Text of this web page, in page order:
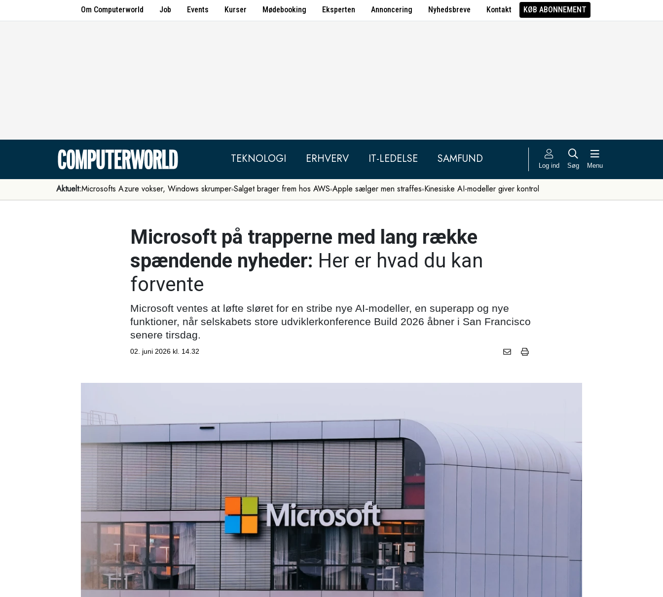
Om Computerworld Job Events Kurser Mødebooking Eksperten Annoncering Nyhedsbreve Kontakt KØB ABONNEMENT
TEKNOLOGI ERHVERV IT-LEDELSE SAMFUND Log ind Søg Menu
Aktuelt:Microsofts Azure vokser, Windows skrumper Salget brager frem hos AWS Apple sælger men straffes Kinesiske AI-modeller giver kontrol
Microsoft på trapperne med lang række
spændende nyheder: Her er hvad du kan
forvente
Microsoft ventes at løfte sløret for en stribe nye AI-modeller, en superapp og nye
funktioner, når selskabets store udviklerkonference Build 2026 åbner i San Francisco
senere tirsdag.
02. juni 2026 kl. 14.32